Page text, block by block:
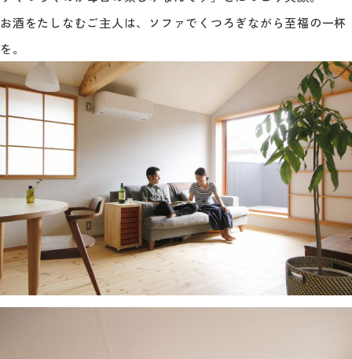
お酒をたしなむご主人は、ソファでくつろぎながら至福の一杯
を。